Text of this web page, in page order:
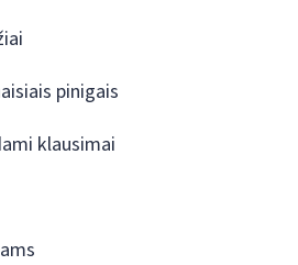
pinigais
klausimai